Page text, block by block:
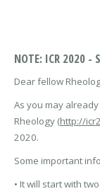
NOTE: ICR 2020 -
Dear fellow
As you may
Rheology (http://
2020.
Some important
• It will start with